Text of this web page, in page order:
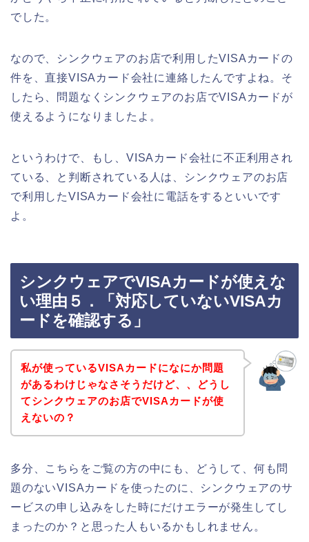
でした。
なので、シンクウェアのお店で利用したVISAカードの
件を、直接VISAカード会社に連絡したんですよね。そ
したら、問題なくシンクウェアのお店でVISAカードが
使えるようになりましたよ。
というわけで、もし、VISAカード会社に不正利用され
ている、と判断されている人は、シンクウェアのお店
で利用したVISAカード会社に電話をするといいです
よ。
シンクウェアでVISAカードが使えな
い理由５．「対応していないVISAカ
ードを確認する」
私が使っているVISAカードになにか問題
があるわけじゃなさそうだけど、、どうし
てシンクウェアのお店でVISAカードが使
えないの？
多分、こちらをご覧の方の中にも、どうして、何も問
題のないVISAカードを使ったのに、シンクウェアのサ
ービスの申し込みをした時にだけエラーが発生してし
まったのか？と思った人もいるかもしれません。